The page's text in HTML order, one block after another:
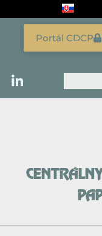
Vyhľadať
Portál CDCP